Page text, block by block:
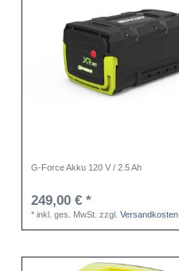
G-Force Akku 120 V / 2.5 Ah
249,00 € *
*inkl. ges. MwSt. zzgl.Versandkosten